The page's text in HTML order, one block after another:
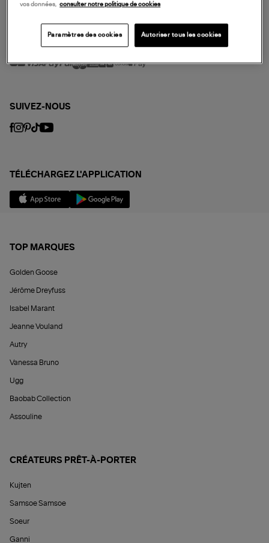
MODE DE PAIEMENT
SUIVEZ-NOUS
TÉLÉCHARGEZ L'APPLICATION
TOP MARQUES
Golden Goose
Jérôme Dreyfuss
Isabel Marant
Jeanne Vouland
Autry
Vanessa Bruno
Ugg
Baobab Collection
Assouline
CRÉATEURS PRÊT-À-PORTER
Kujten
Samsoe Samsoe
Soeur
Ganni
vos données,
consulter notre politique de cookies
Paramètres des cookies Autoriser tous les cookies